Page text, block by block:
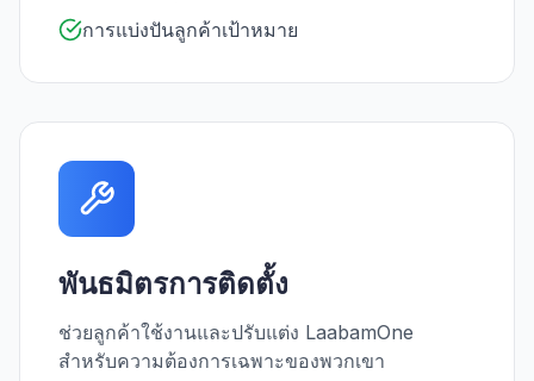
การแบ่งปันลูกค้าเป้าหมาย
พันธมิตรการติดตั้ง
ช่วยลูกค้าใช้งานและปรับแต่ง LaabamOne
สำหรับความต้องการเฉพาะของพวกเขา